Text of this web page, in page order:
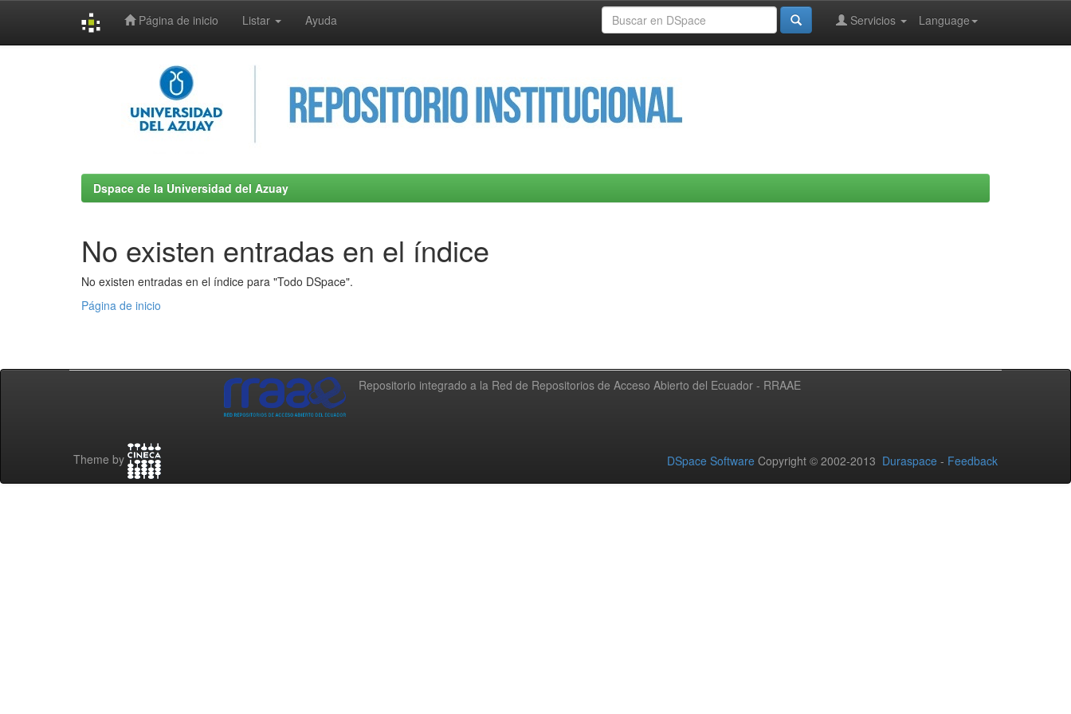
Página de inicio Listar Ayuda Language
Servicios
Dspace de la Universidad del Azuay
No existen entradas en el índice
No existen entradas en el índice para "Todo DSpace".
Página de inicio
Repositorio integrado a la Red de Repositorios de Acceso Abierto del Ecuador - RRAAE
Theme by DSpace Software Copyright © 2002-2013 Duraspace - Feedback